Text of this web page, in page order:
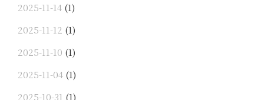
2025-11-14 (1)
2025-11-12 (1)
2025-11-10 (1)
2025-11-04 (1)
2025-10-31 (1)